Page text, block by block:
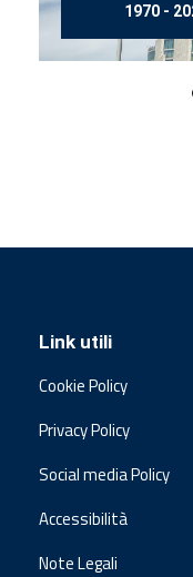
150
Link utili
Cookie Policy
Privacy Policy
Social media Policy
Accessibilità
Note Legali